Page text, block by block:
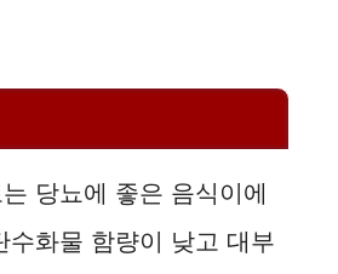
당뇨에 좋은 음식이에
수화물 함량이 낮고 대부